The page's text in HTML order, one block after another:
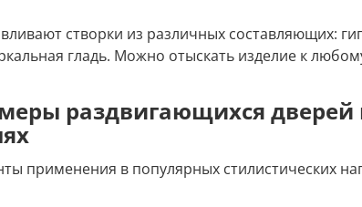
створки из различных составляющих:
гладь. Можно отыскать изделие к
раздвигающихся дверей
применения в популярных стилистических